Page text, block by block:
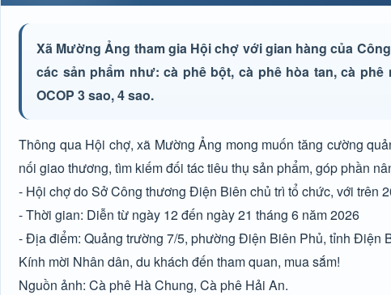
Xã Mường Ảng tham gia Hội chợ với gian hàng của
các sản phẩm như: cà phê bột, cà phê hòa tan, cà
OCOP 3 sao, 4 sao.
Thông qua Hội chợ, xã Mường Ảng mong muốn tăng cường
nối giao thương, tìm kiếm đối tác tiêu thụ sản phẩm, góp phần
- Hội chợ do Sở Công thương Điện Biên chủ trì tổ chức, với trên
- Thời gian: Diễn từ ngày 12 đến ngày 21 tháng 6 năm 2026
- Địa điểm: Quảng trường 7/5, phường Điện Biên Phủ, tỉnh Điện
Kính mời Nhân dân, du khách đến tham quan, mua sắm!
Nguồn ảnh: Cà phê Hà Chung, Cà phê Hải An.